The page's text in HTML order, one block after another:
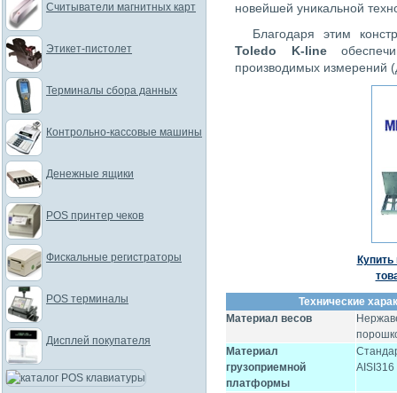
новейшей уникальной
Благодаря этим
Toledo K-line
производимых измерений
Технические
Материал весов
Материал
грузоприемной
платформы
AISI316
Считыватели магнитных карт
Этикет-пистолет
Терминалы сбора данных
Контрольно-кассовые машины
Денежные ящики
POS принтер чеков
Фискальные регистраторы
POS терминалы
Дисплей покупателя